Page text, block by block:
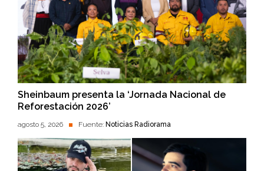
Sheinbaum presenta la ‘Jornada Nacional de
Reforestación 2026’
agosto 5, 2026 Fuente: Noticias Radiorama